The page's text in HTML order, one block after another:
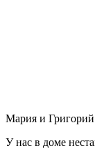
Мария и
У нас в доме